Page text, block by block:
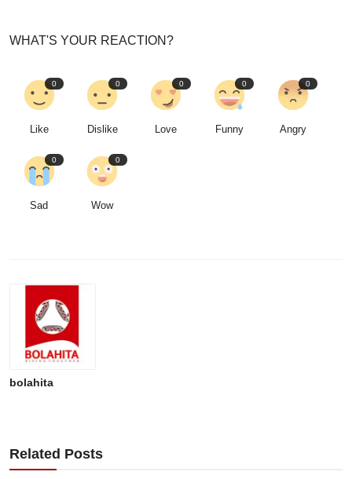
WHAT'S YOUR REACTION?
0
Like
0
Dislike
0
Love
0
Funny
0
Angry
0
Sad
0
Wow
bolahita
Related Posts